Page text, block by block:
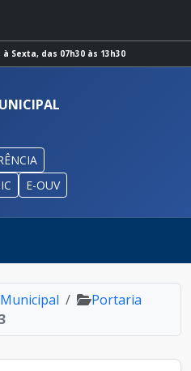
à Sexta, das 07h30 às 13h30
E-OUV
Portaria